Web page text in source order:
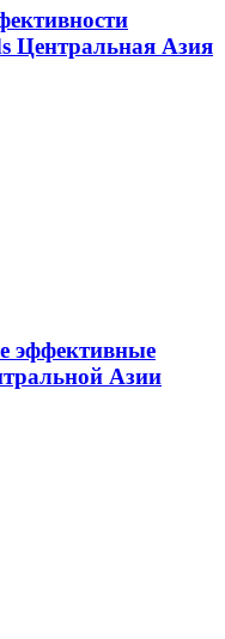
Центральная Азия
эффективные
Азии